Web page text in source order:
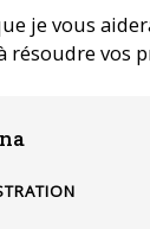
je vous
résoudre vos